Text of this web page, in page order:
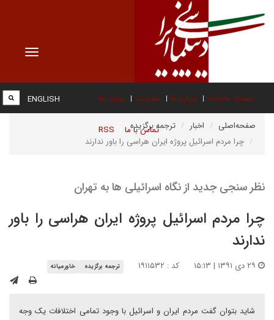
Toggle
صفحه نخست درباره ما عضویت پیوند ها
تماس با ما RSS
ENGLISH
صفحه‌اصلی اخبار
ترجمه برگزیده
چرا مردم اسرائیل پروژه ایران هراسی را باور ندارند
نظر سنجی جدید از نگاه اسرائیلی ها به تهران
چرا مردم اسرائیل پروژه ایران هراسی را باور
ندارند
کد : ۱۹۱۱۵۳۲ ترجمه برگزیده خاورمیانه
شاید بتوان گفت مردم ایران و اسرائیل با وجود تمامی اختلافات یک وجه